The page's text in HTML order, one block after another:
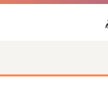
de ses mélodies qu'il aurait
(1839-1844)
30 messidor an X)
dans son hôtel (23 mai
en tant que chef de cabinet du